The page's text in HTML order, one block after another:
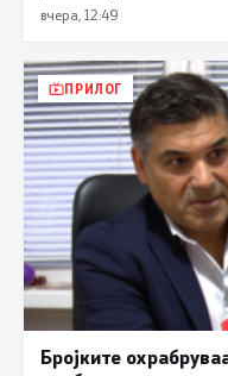
вчера, 12:49
ПРИЛОГ
Бројките